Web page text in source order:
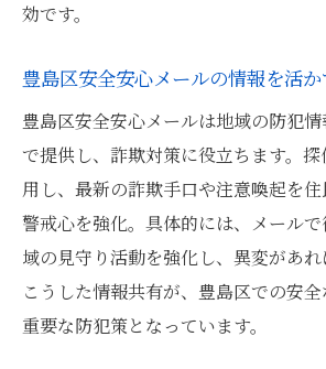
効です。
豊島区安全安心メールの情報を活
豊島区安全安心メールは地域の防犯
で提供し、詐欺対策に役立ちます。
用し、最新の詐欺手口や注意喚起を
警戒心を強化。具体的には、メール
域の見守り活動を強化し、異変があれ
こうした情報共有が、豊島区での安
重要な防犯策となっています。